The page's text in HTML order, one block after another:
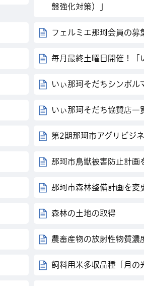
盤強化対策）」
フェルミエ那珂会員の募
毎月最終土曜日開催！「
いぃ那珂そだちシンボル
いぃ那珂そだち協賛店一
第2期那珂市アグリビジ
那珂市鳥獣被害防止計画
那珂市森林整備計画を変
森林の土地の取得
農畜産物の放射性物質濃
飼料用米多収品種「月の